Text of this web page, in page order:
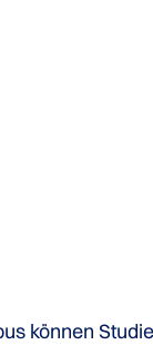
können